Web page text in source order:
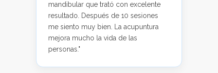
mandibular que trató con excelente
resultado. Después de 10 sesiones
me siento muy bien. La acupuntura
mejora mucho la vida de las
personas."